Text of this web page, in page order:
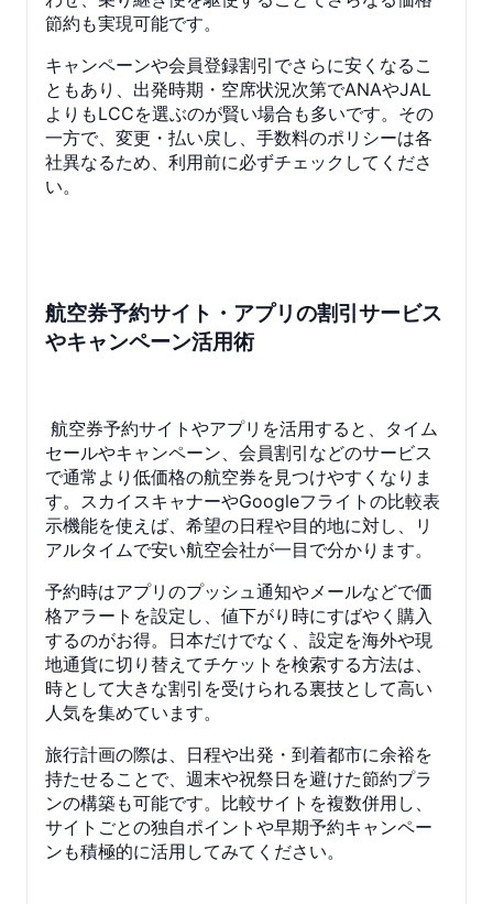
節約も実現可能です。
キャンペーンや会員登録割引でさらに安くなるこ
ともあり、出発時期・空席状況次第でANAやJAL
よりもLCCを選ぶのが賢い場合も多いです。その
一方で、変更・払い戻し、手数料のポリシーは各
社異なるため、利用前に必ずチェックしてくださ
い。
航空券予約サイト・アプリの割引サービス
やキャンペーン活用術
航空券予約サイトやアプリを活用すると、タイム
セールやキャンペーン、会員割引などのサービス
で通常より低価格の航空券を見つけやすくなりま
す。スカイスキャナーやGoogleフライトの比較表
示機能を使えば、希望の日程や目的地に対し、リ
アルタイムで安い航空会社が一目で分かります。
予約時はアプリのプッシュ通知やメールなどで価
格アラートを設定し、値下がり時にすばやく購入
するのがお得。日本だけでなく、設定を海外や現
地通貨に切り替えてチケットを検索する方法は、
時として大きな割引を受けられる裏技として高い
人気を集めています。
旅行計画の際は、日程や出発・到着都市に余裕を
持たせることで、週末や祝祭日を避けた節約プラ
ンの構築も可能です。比較サイトを複数併用し、
サイトごとの独自ポイントや早期予約キャンペー
ンも積極的に活用してみてください。